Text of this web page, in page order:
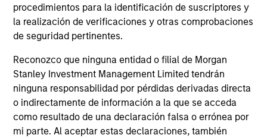
procedimientos para la identificación de suscriptores y
la realización de verificaciones y otras comprobaciones
de seguridad pertinentes.
Reconozco que ninguna entidad o filial de Morgan
Stanley Investment Management Limited tendrán
ninguna responsabilidad por pérdidas derivadas directa
o indirectamente de información a la que se acceda
como resultado de una declaración falsa o errónea por
mi parte. Al aceptar estas declaraciones, también
ARTÍCULOS RELACIONADOS